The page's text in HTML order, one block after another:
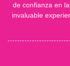
de confianza en
invaluable